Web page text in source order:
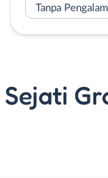
Tanpa
Sejati